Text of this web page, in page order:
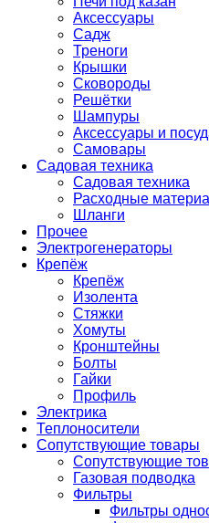
Аксессуары
Садж
Треноги
Крышки
Сковороды
Решётки
Шампуры
Аксессуары и
Самовары
Садовая техника
Садовая техника
Расходные
Шланги
Прочее
Электрогенераторы
Крепёж
Крепёж
Изолента
Стяжки
Хомуты
Кронштейны
Болты
Гайки
Профиль
Электрика
Теплоносители
Сопутствующие товары
Сопутствующие
Газовая подводка
Фильтры
Фильтры